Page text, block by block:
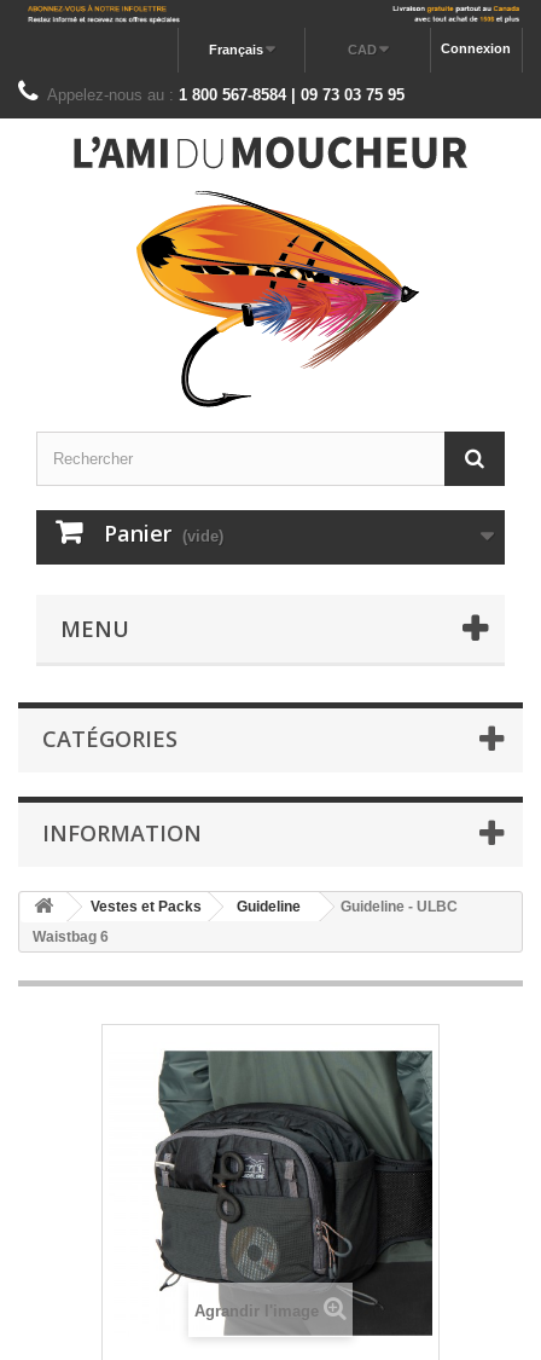
Connexion
CAD
Français
Appelez-nous au : 1 800 567-8584 | 09 73 03 75 95
Panier (vide)
MENU
CATÉGORIES
INFORMATION
Vestes et Packs Guideline
Guideline - ULBC
Waistbag 6
Agrandir l'image